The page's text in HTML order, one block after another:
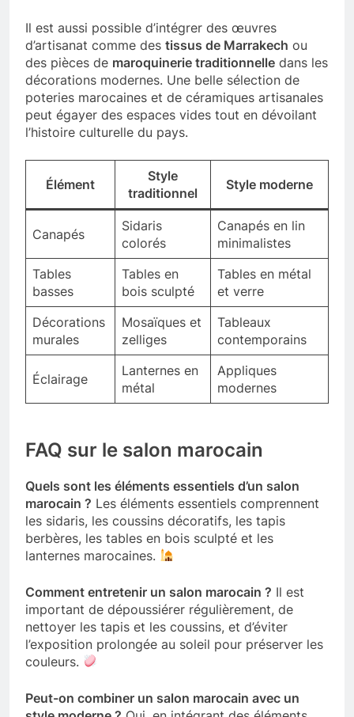
Il est aussi possible d’intégrer des œuvres
d’artisanat comme des tissus de Marrakech ou
des pièces de maroquinerie traditionnelle dans les
décorations modernes. Une belle sélection de
poteries marocaines et de céramiques artisanales
peut égayer des espaces vides tout en dévoilant
l’histoire culturelle du pays.
Élément
Style
traditionnel
Style moderne
Canapés
Sidaris
colorés
Canapés en lin
minimalistes
Tables
basses
Tables en
bois sculpté
Tables en métal
et verre
Décorations
murales
Mosaïques et
zelliges
Tableaux
contemporains
Éclairage
Lanternes en
métal
Appliques
modernes
FAQ sur le salon marocain
Quels sont les éléments essentiels d’un salon
marocain ? Les éléments essentiels comprennent
les sidaris, les coussins décoratifs, les tapis
berbères, les tables en bois sculpté et les
lanternes marocaines.
Comment entretenir un salon marocain ? Il est
important de dépoussiérer régulièrement, de
nettoyer les tapis et les coussins, et d’éviter
l’exposition prolongée au soleil pour préserver les
couleurs.
Peut-on combiner un salon marocain avec un